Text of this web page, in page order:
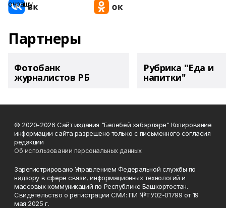
Партнеры
Фотобанк
журналистов РБ
Рубрика "Еда и
напитки"
© 2020-2026 Сайт издания "Белебей хэбэрлэре" Копирование
информации сайта разрешено только с письменного согласия
редакции
Об использовании персональных данных
Зарегистрировано Управлением Федеральной службы по
надзору в сфере связи, информационных технологий и
массовых коммуникаций по Республике Башкортостан.
Свидетельство о регистрации СМИ: ПИ №ТУ02-01799 от 19
мая 2025 г.